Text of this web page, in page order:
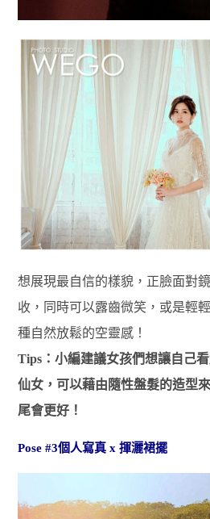
想展現最自信的樣貌，正臉面對
收，同時可以露齒微笑，或是輕
種自然放鬆的空靈感！
Tips：小編建議女孩們想讓自己
仙女，可以藉由隨性盤髮的造型
尾會更好！
Pose #3個人寫真 x 揮灑裙擺